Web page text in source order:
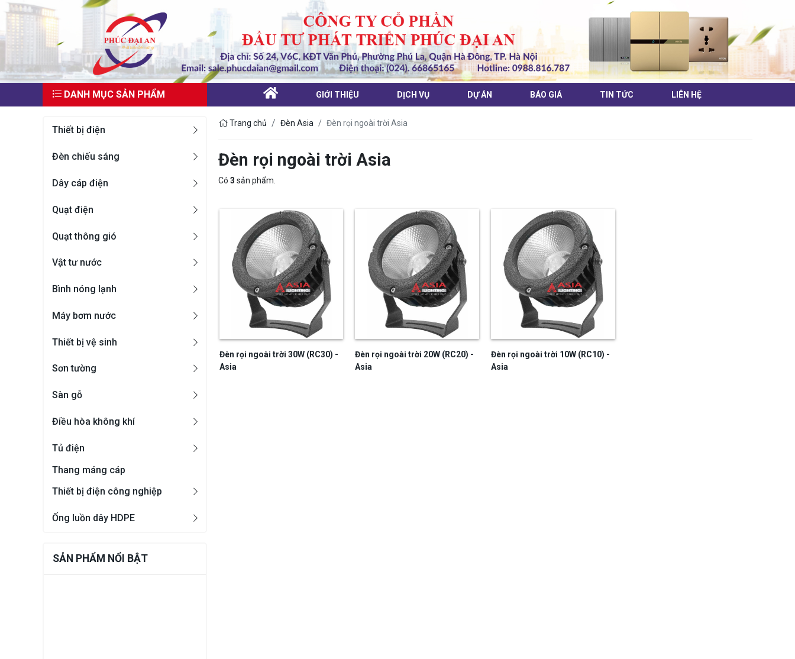
DANH MỤC SẢN PHẨM GIỚI THIỆU DỊCH VỤ DỰ ÁN BÁO GIÁ TIN TỨC LIÊN HỆ
Thiết bị điện
Đèn chiếu sáng
Dây cáp điện
Quạt điện
Quạt thông gió
Vật tư nước
Bình nóng lạnh
Máy bơm nước
Thiết bị vệ sinh
Sơn tường
Sàn gỗ
Điều hòa không khí
Tủ điện
Thang máng cáp
Thiết bị điện công nghiệp
Ống luồn dây HDPE
SẢN PHẨM NỔI BẬT
Trang chủ Đèn Asia Đèn rọi ngoài trời Asia
Đèn rọi ngoài trời Asia
Có 3 sản phẩm.
Đèn rọi ngoài trời 30W (RC30) -
Asia
Đèn rọi ngoài trời 20W (RC20) -
Asia
Đèn rọi ngoài trời 10W (RC10) -
Asia